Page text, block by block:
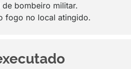
bombeiro militar.
fogo no local atingido.